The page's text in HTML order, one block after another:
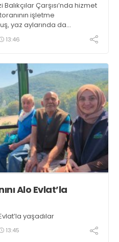
Çarşısı’nda hizmet
işletme
yaz aylarında da
ifade ederek “Yıl
bulmak mümkün
13:46
Alo Evlat’la
yaşadılar
13:45